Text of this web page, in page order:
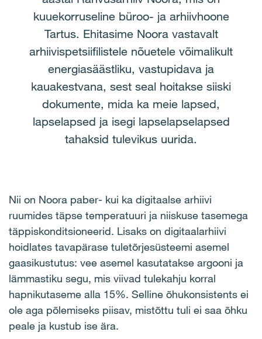
kuuekorruseline büroo- ja arhiivhoone
Tartus. Ehitasime Noora vastavalt
arhiivispetsiifilistele nõuetele võimalikult
energiasäästliku, vastupidava ja
kauakestvana, sest seal hoitakse siiski
dokumente, mida ka meie lapsed,
lapselapsed ja isegi lapselapselapsed
tahaksid tulevikus uurida.
Nii on Noora paber- kui ka digitaalse arhiivi
ruumides täpse temperatuuri ja niiskuse tasemega
täppiskonditsioneerid. Lisaks on digitaalarhiivi
hoidlates tavapärase tuletõrjesüsteemi asemel
gaasikustutus: vee asemel kasutatakse argooni ja
lämmastiku segu, mis viivad tulekahju korral
hapnikutaseme alla 15%. Selline õhukonsistents ei
ole aga põlemiseks piisav, mistõttu tuli ei saa õhku
peale ja kustub ise ära.